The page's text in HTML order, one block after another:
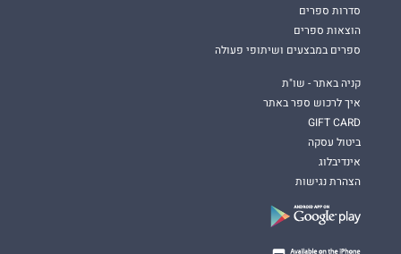
סדרות ספרים
הוצאות ספרים
ספרים במבצעים ושיתופי פעולה
קניה באתר - שו"ת
איך לרכוש ספר באתר
GIFT CARD
ביטול עסקה
אינדיבלוג
הצהרת נגישות